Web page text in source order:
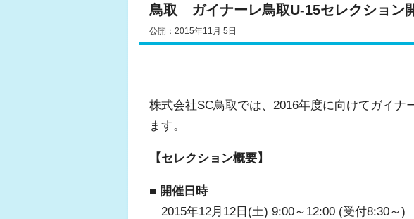
鳥取 ガイナーレ鳥取U-15セレクション
公開：2015年11月 5日
株式会社SC鳥取では、2016年度に向けてガイナ
ます。
【セレクション概要】
■ 開催日時
2015年12月12日(土) 9:00～12:00 (受付8:30～)